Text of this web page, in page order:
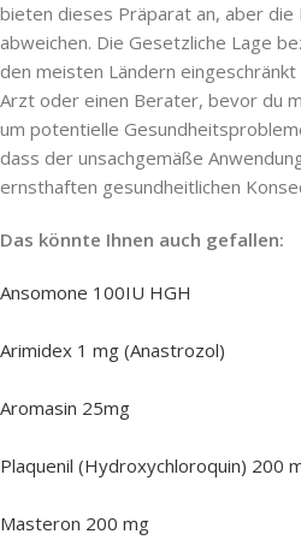
bieten dieses Präparat an, aber die
abweichen. Die Gesetzliche Lage
den meisten Ländern
Arzt oder einen Berater, bevor du
um potentielle
dass der unsachgemäße
ernsthaften gesundheitlichen
Das könnte Ihnen auch gefallen:
Ansomone 100IU HGH
Arimidex 1 mg (Anastrozol)
Aromasin 25mg
Plaquenil (Hydroxychloroquin) 200
Masteron 200 mg